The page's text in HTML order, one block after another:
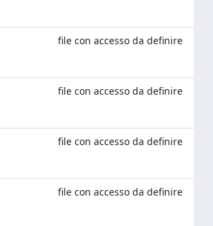
file con accesso da definire
file con accesso da definire
file con accesso da definire
file con accesso da definire